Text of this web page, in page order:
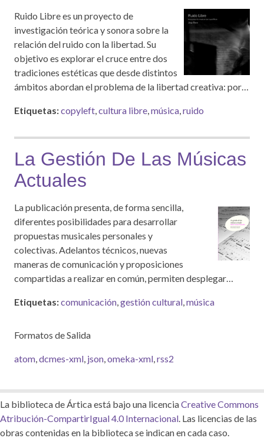
Ruido Libre es un proyecto de
investigación teórica y sonora sobre la
relación del ruido con la libertad. Su
objetivo es explorar el cruce entre dos
tradiciones estéticas que desde distintos
ámbitos abordan el problema de la libertad creativa: por…
Etiquetas:copyleft,cultura libre,música,ruido
La Gestión De Las Músicas
Actuales
La publicación presenta, de forma sencilla,
diferentes posibilidades para desarrollar
propuestas musicales personales y
colectivas. Adelantos técnicos, nuevas
maneras de comunicación y proposiciones
compartidas a realizar en común, permiten desplegar…
Etiquetas:comunicación,gestión cultural,música
Formatos de Salida
atom,dcmes-xml, json,omeka-xml,rss2
La biblioteca de Ártica está bajo una licenciaCreative Commons
Atribución-CompartirIgual 4.0 Internacional. Las licencias de las
obras contenidas en la biblioteca se indican en cada caso.